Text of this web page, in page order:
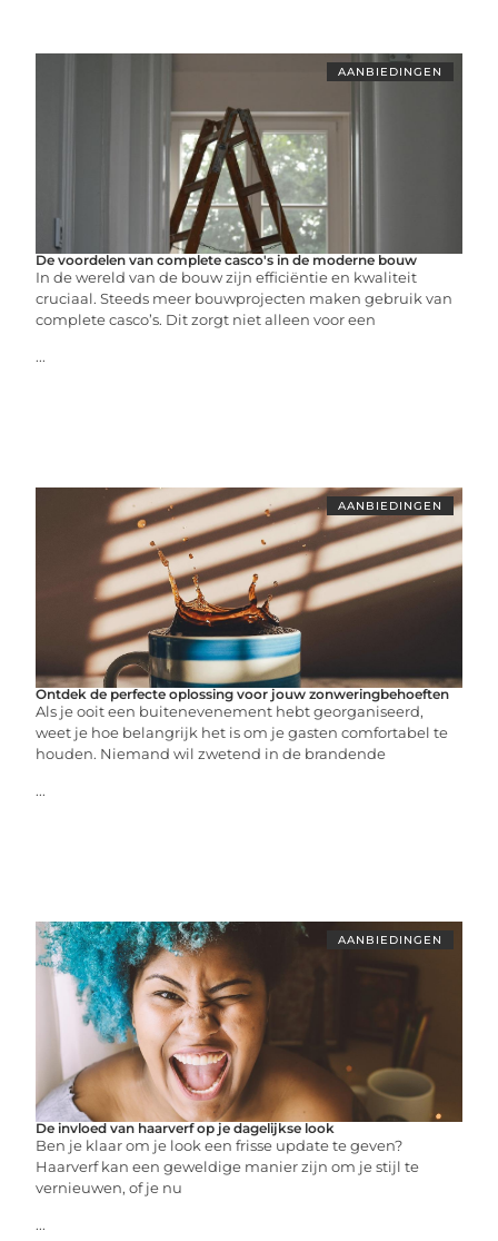
AANBIEDINGEN
De voordelen van complete casco's in de moderne bouw
In de wereld van de bouw zijn efficiëntie en kwaliteit
cruciaal. Steeds meer bouwprojecten maken gebruik van
complete casco’s. Dit zorgt niet alleen voor een
...
AANBIEDINGEN
Ontdek de perfecte oplossing voor jouw zonweringbehoeften
Als je ooit een buitenevenement hebt georganiseerd,
weet je hoe belangrijk het is om je gasten comfortabel te
houden. Niemand wil zwetend in de brandende
...
AANBIEDINGEN
De invloed van haarverf op je dagelijkse look
Ben je klaar om je look een frisse update te geven?
Haarverf kan een geweldige manier zijn om je stijl te
vernieuwen, of je nu
...